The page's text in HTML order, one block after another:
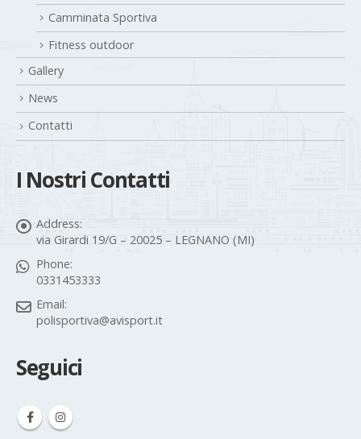
Camminata Sportiva
Fitness outdoor
Gallery
News
Contatti
I Nostri Contatti
Address:
via Girardi 19/G – 20025 – LEGNANO (MI)
Phone:
0331453333
Email:
polisportiva@avisport.it
Seguici